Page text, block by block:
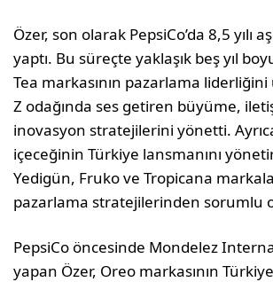
Özer, son olarak PepsiCo’da 8,5 yılı
yaptı. Bu süreçte yaklaşık beş yıl
Tea markasının pazarlama
Z odağında ses getiren büyüme,
inovasyon stratejilerini yönetti.
içeceğinin Türkiye lansmanını
Yedigün, Fruko ve Tropicana
pazarlama stratejilerinden sorumlu
PepsiCo öncesinde Mondelez
yapan Özer, Oreo markasının